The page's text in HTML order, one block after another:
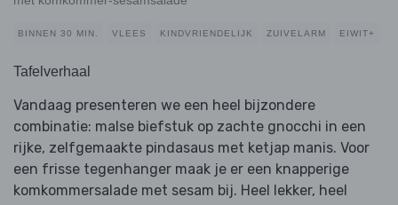
BINNEN 30 MIN. VLEES KINDVRIENDELIJK ZUIVELARM EIWIT+
Tafelverhaal
Vandaag presenteren we een heel bijzondere
combinatie: malse biefstuk op zachte gnocchi in een
rijke, zelfgemaakte pindasaus met ketjap manis. Voor
een frisse tegenhanger maak je er een knapperige
komkommersalade met sesam bij. Heel lekker, heel